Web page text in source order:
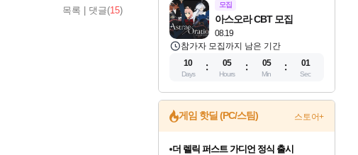
목록 댓글(15)
모집
08.19
아스오라 CBT 모집
참가자 모집까지 남은 기간
10
Days
05
Hours
05
Min
00
Sec
게임 핫딜 (PC/스팀) 스토어+
더 렐릭 퍼스트 가디언 정식 출시